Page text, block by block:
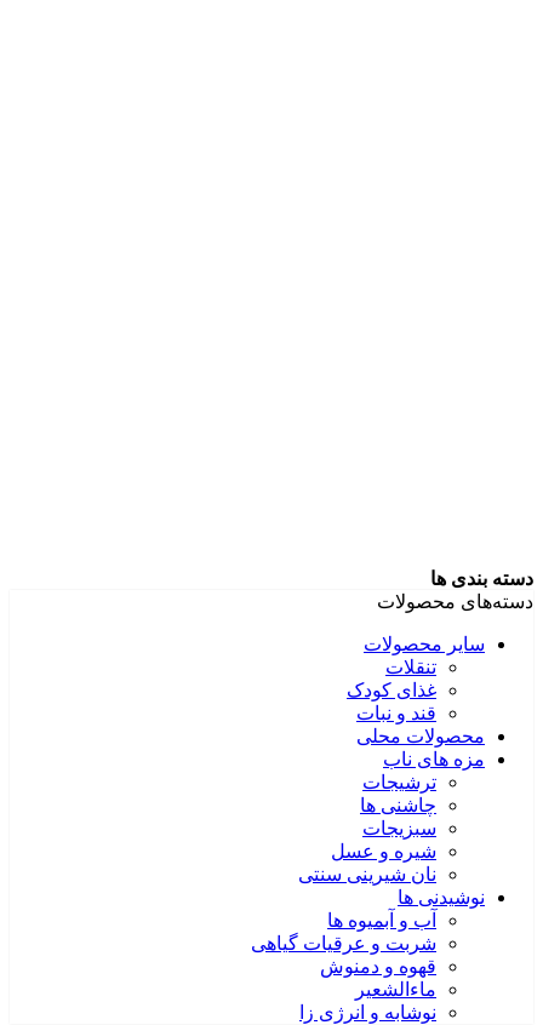
دسته بندی ها
دسته‌های محصولات
سایر محصولات
تنقلات
غذای کودک
قند و نبات
محصولات محلی
مزه های ناب
ترشیجات
چاشنی ها
سبزیجات
شیره و عسل
نان شیرینی سنتی
نوشیدنی ها
آب و آبمیوه ها
شربت و عرقیات گیاهی
قهوه و دمنوش
ماءالشعیر
نوشابه و انرژی زا